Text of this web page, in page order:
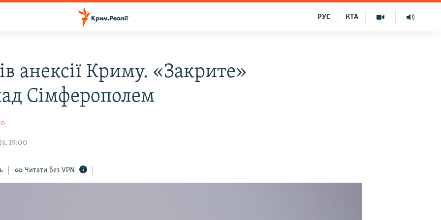
КТА
РУС
анексії Криму. «Закрите»
Сімферополем
19:00
Читати без VPN